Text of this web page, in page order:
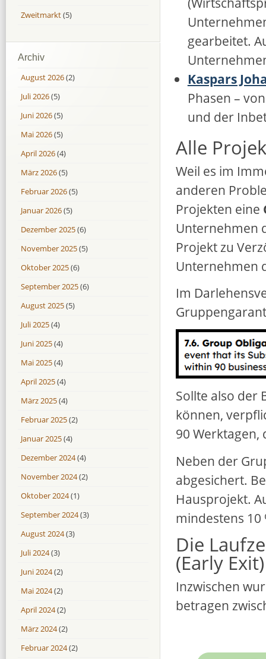
gearbeitet.
Kaspars
Phasen –
und der
Alle
Weil es im
anderen
Projekten eine
Unternehmen
Projekt zu
Unternehmen
Im
Sollte also der
können,
90 Werktagen,
Neben der
abgesichert.
Hausprojekt.
mindestens 10
Die
(Early Exit)
Inzwischen
betragen
Zweitmarkt(5)
Archiv
August 2026(2)
Juli 2026(5)
Juni 2026(5)
Mai 2026(5)
April 2026(4)
März 2026(5)
Februar 2026(5)
Januar 2026(5)
Dezember 2025(6)
November 2025(5)
Oktober 2025(6)
September 2025(6)
August 2025(5)
Juli 2025(4)
Juni 2025(4)
Mai 2025(4)
April 2025(4)
März 2025(4)
Februar 2025(2)
Januar 2025(4)
Dezember 2024(4)
November 2024(2)
Oktober 2024(1)
September 2024(3)
August 2024(3)
Juli 2024(3)
Juni 2024(2)
Mai 2024(2)
April 2024(2)
März 2024(2)
Februar 2024(2)